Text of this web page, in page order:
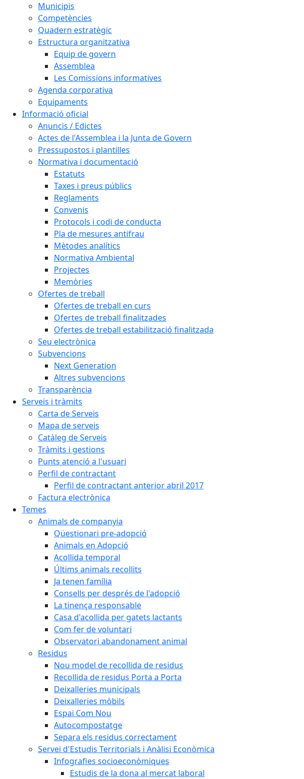
Municipis
Competències
Quadern estratègic
Estructura organitzativa
Equip de govern
Assemblea
Les Comissions informatives
Agenda corporativa
Equipaments
Informació oficial
Anuncis / Edictes
Actes de l'Assemblea i la Junta de Govern
Pressupostos i plantilles
Normativa i documentació
Estatuts
Taxes i preus públics
Reglaments
Convenis
Protocols i codi de conducta
Pla de mesures antifrau
Mètodes analítics
Normativa Ambiental
Projectes
Memòries
Ofertes de treball
Ofertes de treball en curs
Ofertes de treball finalitzades
Ofertes de treball estabilització finalitzada
Seu electrònica
Subvencions
Next Generation
Altres subvencions
Transparència
Serveis i tràmits
Carta de Serveis
Mapa de serveis
Catàleg de Serveis
Tràmits i gestions
Punts atenció a l'usuari
Perfil de contractant
Perfil de contractant anterior abril 2017
Factura electrònica
Temes
Animals de companyia
Qüestionari pre-adopció
Animals en Adopció
Acollida temporal
Últims animals recollits
Ja tenen família
Consells per després de l'adopció
La tinença responsable
Casa d'acollida per gatets lactants
Com fer de voluntari
Observatori abandonament animal
Residus
Nou model de recollida de residus
Recollida de residus Porta a Porta
Deixalleries municipals
Deixalleries mòbils
Espai Com Nou
Autocompostatge
Separa els residus correctament
Servei d'Estudis Territorials i Anàlisi Econòmica
Infografies socioeconòmiques
Estudis de la dona al mercat laboral